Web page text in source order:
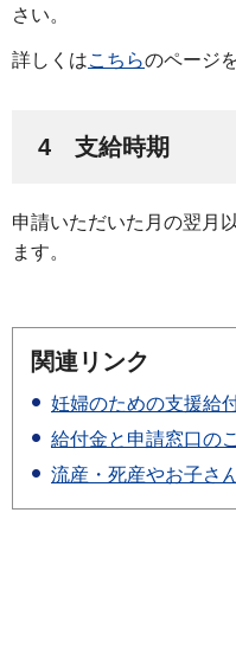
さい。
詳しくはこちらのページ
4 支給時期
申請いただいた月の翌月
ます。
関連リンク
妊婦のための支援給
給付金と申請窓口の
流産・死産やお子さ